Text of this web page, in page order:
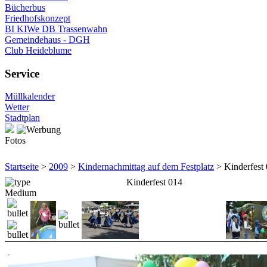
Bücherbus
Friedhofskonzept
BI KIWe DB Trassenwahn
Gemeindehaus - DGH
Club Heideblume
Service
Müllkalender
Wetter
Stadtplan
Fotos
Startseite > 2009 > Kindernachmittag auf dem Festplatz > Kinderfest
Kinderfest 014
Medium